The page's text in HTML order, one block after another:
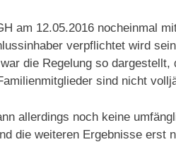
am 12.05.2016 nocheinmal
verpflichtet wird
die Regelung so
sind nicht
allerdings noch keine
die weiteren Ergebnisse erst